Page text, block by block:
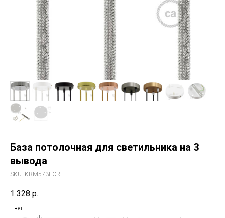
База потолочная для светильника на 3
вывода
SKU: KRM573FCR
1 328 р.
Цвет